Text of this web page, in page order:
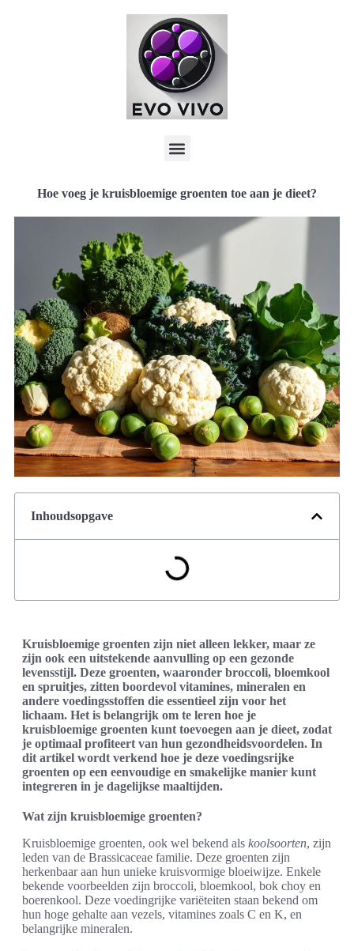
Hoe voeg je kruisbloemige groenten toe aan je dieet?
Inhoudsopgave
Kruisbloemige groenten zijn niet alleen lekker, maar ze
zijn ook een uitstekende aanvulling op een gezonde
levensstijl. Deze groenten, waaronder broccoli, bloemkool
en spruitjes, zitten boordevol vitamines, mineralen en
andere voedingsstoffen die essentieel zijn voor het
lichaam. Het is belangrijk om te leren hoe je
kruisbloemige groenten kunt toevoegen aan je dieet, zodat
je optimaal profiteert van hun gezondheidsvoordelen. In
dit artikel wordt verkend hoe je deze voedingsrijke
groenten op een eenvoudige en smakelijke manier kunt
integreren in je dagelijkse maaltijden.
Wat zijn kruisbloemige groenten?
Kruisbloemige groenten, ook wel bekend als koolsoorten, zijn
leden van de Brassicaceae familie. Deze groenten zijn
herkenbaar aan hun unieke kruisvormige bloeiwijze. Enkele
bekende voorbeelden zijn broccoli, bloemkool, bok choy en
boerenkool. Deze voedingrijke variëteiten staan bekend om
hun hoge gehalte aan vezels, vitamines zoals C en K, en
belangrijke mineralen.